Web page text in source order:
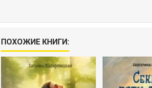
ПОХОЖИЕ КНИГИ: